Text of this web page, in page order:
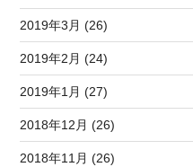
2019年3月 (26)
2019年2月 (24)
2019年1月 (27)
2018年12月 (26)
2018年11月 (26)